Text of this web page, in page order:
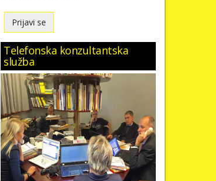
Telefonska konzultantska
služba